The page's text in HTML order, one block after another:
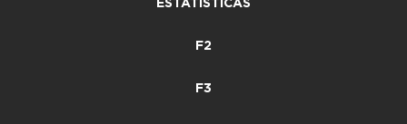
ESTATÍSTICAS
F2
F3